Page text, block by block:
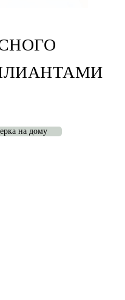
на дому